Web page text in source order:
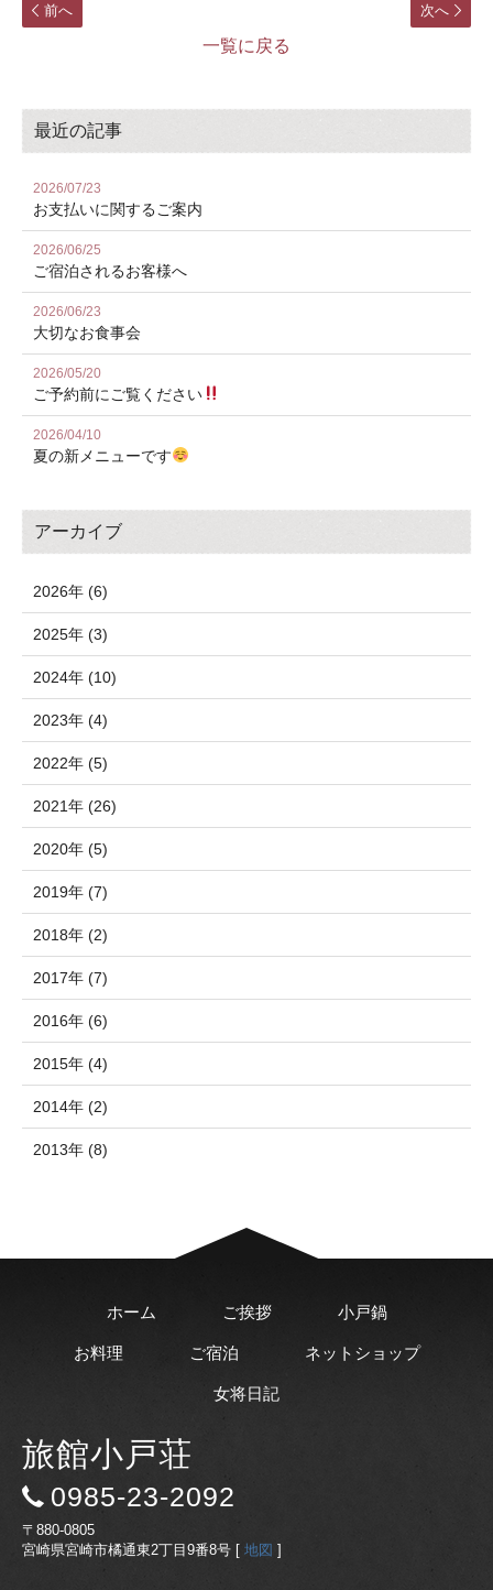
次へ
前へ
一覧に戻る
最近の記事
2026/07/23
お⽀払いに関するご案内
2026/06/25
ご宿泊されるお客様へ
2026/06/23
大切なお食事会
2026/05/20
ご予約前にご覧ください
2026/04/10
夏の新メニューです
アーカイブ
2026年 (6)
2025年 (3)
2024年 (10)
2023年 (4)
2022年 (5)
2021年 (26)
2020年 (5)
2019年 (7)
2018年 (2)
2017年 (7)
2016年 (6)
2015年 (4)
2014年 (2)
2013年 (8)
ホーム ご挨拶 小戸鍋
お料理 ご宿泊 ネットショップ
女将日記
旅館小戸荘
0985-23-2092
〒880-0805
宮崎県宮崎市橘通東2丁目9番8号 [ 地図 ]